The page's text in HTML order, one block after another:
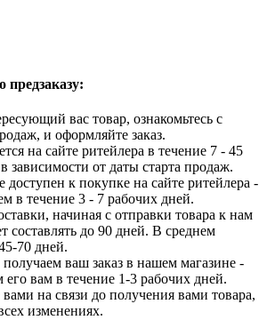
предзаказу:
вас товар, ознакомьтесь с
и оформляйте заказ.
на сайте ритейлера в течение 7 - 45
зависимости от даты старта продаж.
доступен к покупке на сайте ритейлера -
в течение 3 - 7 рабочих дней.
начиная с отправки товара к нам
составлять до 90 дней. В среднем
70 дней.
ваш заказ в нашем магазине -
вам в течение 1-3 рабочих дней.
на связи до получения вами товара,
изменениях.